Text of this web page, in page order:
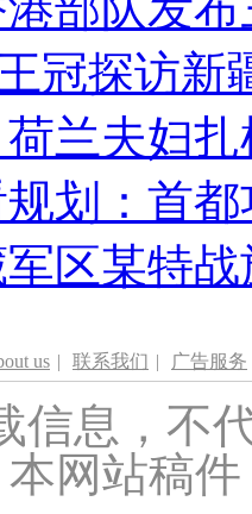
冠探访新
荷兰夫妇
划：首
区某特
us | 联系我们 | 广告服务
信息，不
本网站稿